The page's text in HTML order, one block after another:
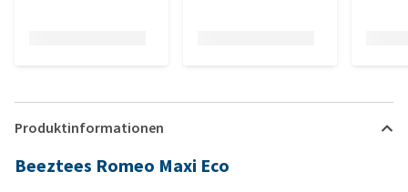
Produktinformationen
Beeztees Romeo Maxi Eco